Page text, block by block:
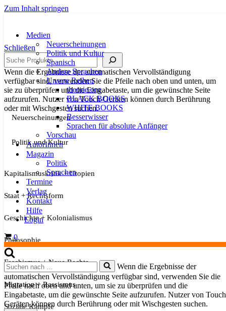
Zum Inhalt springen
Medien
Neuerscheinungen
Politik und Kultur
Spanisch
Andere Sprachen
Unsere Reihen
theorie.org
BLACK BOOKS
WHITE BOOKS
Besserwisser
Sprachen für absolute Anfänger
Vorschau
AutorInnen
Magazin
Politik
Sprachen
Termine
Verlag
Kontakt
Hilfe
Login
Warenkorb
0
Suchen
nach …
Wenn die Ergebnisse der
automatischen Vervollständigung verfügbar sind, verwenden Sie die
Pfeile nach oben und unten, um sie zu überprüfen und die
Eingabetaste, um die gewünschte Seite aufzurufen. Nutzer von
Geräten können durch Berührung oder mit Wischgesten suchen.
Schließen
Suche
Wenn die Ergebnisse der automatischen Vervollständigung
verfügbar sind, verwenden Sie die Pfeile nach oben und unten, um
sie zu überprüfen und die Eingabetaste, um die gewünschte Seite
aufzurufen. Nutzer von Touch-Geräten können durch Berührung
oder mit Wischgesten suchen.
Neuerscheinungen
Politik und Kultur
Kapitalismuskritik + Utopien
Staat + Rechtsform
Geschichte + Kolonialismus
Philosophie
Faschismus + Neue Rechte
Migration + Rassismus
Soziale Kämpfe